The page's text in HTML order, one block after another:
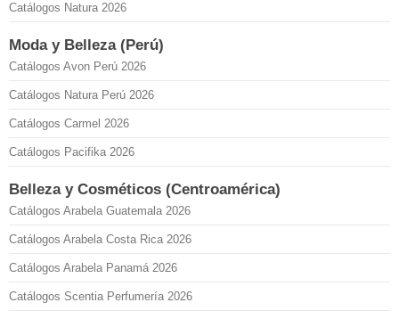
Catálogos Natura 2026
Moda y Belleza (Perú)
Catálogos Avon Perú 2026
Catálogos Natura Perú 2026
Catálogos Carmel 2026
Catálogos Pacifika 2026
Belleza y Cosméticos (Centroamérica)
Catálogos Arabela Guatemala 2026
Catálogos Arabela Costa Rica 2026
Catálogos Arabela Panamá 2026
Catálogos Scentia Perfumería 2026